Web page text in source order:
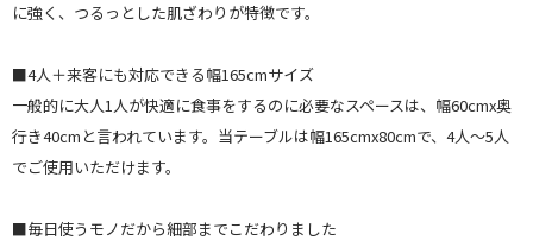
に強く、つるっとした肌ざわりが特徴です。
■4人＋来客にも対応できる幅165cmサイズ
一般的に大人1人が快適に食事をするのに必要なスペースは、幅60cmx奥
行き40cmと言われています。当テーブルは幅165cmx80cmで、4人～5人
でご使用いただけます。
■毎日使うモノだから細部までこだわりました